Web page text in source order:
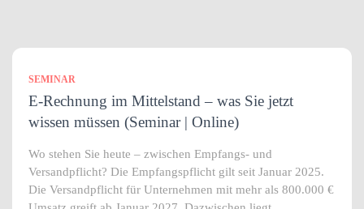
SEMINAR
E-Rechnung im Mittelstand – was Sie jetzt
wissen müssen (Seminar | Online)
Wo stehen Sie heute – zwischen Empfangs- und
Versandpflicht? Die Empfangspflicht gilt seit Januar 2025.
Die Versandpflicht für Unternehmen mit mehr als 800.000 €